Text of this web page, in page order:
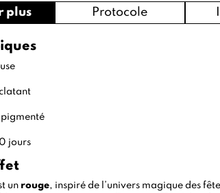
plus Protocole
jours
un rouge, inspiré de l’univers magique des